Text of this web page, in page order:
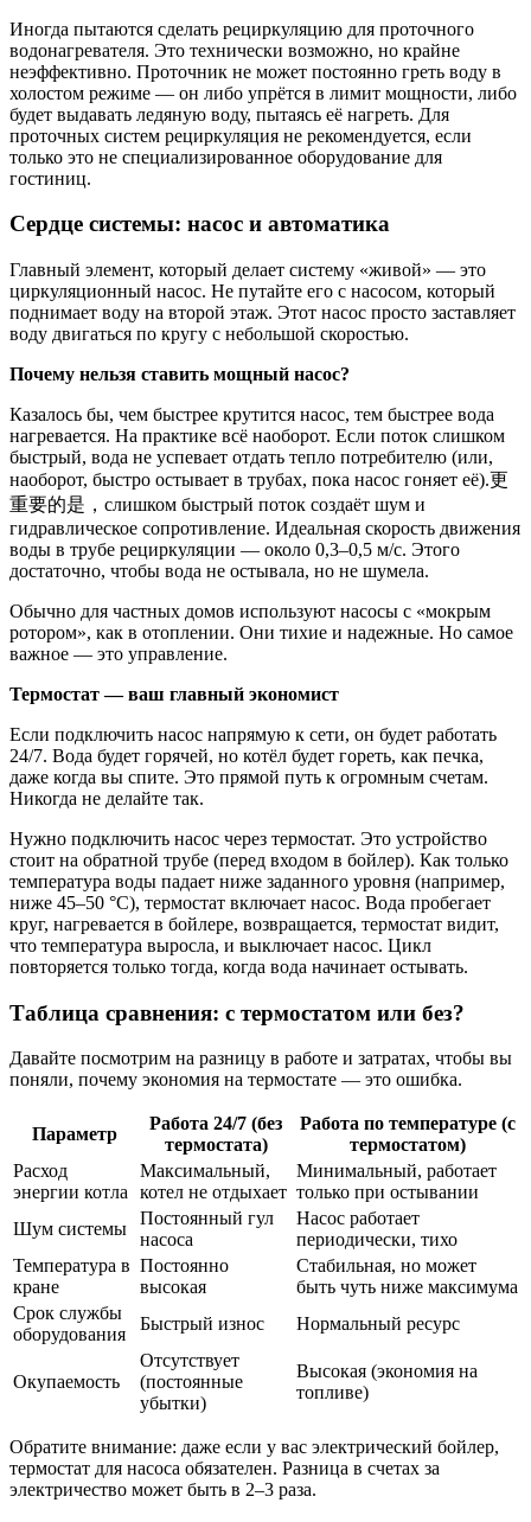
Иногда пытаются сделать рециркуляцию для проточного
водонагревателя. Это технически возможно, но крайне
неэффективно. Проточник не может постоянно греть воду в
холостом режиме — он либо упрётся в лимит мощности, либо
будет выдавать ледяную воду, пытаясь её нагреть. Для
проточных систем рециркуляция не рекомендуется, если
только это не специализированное оборудование для
гостиниц.
Сердце системы: насос и автоматика
Главный элемент, который делает систему «живой» — это
циркуляционный насос. Не путайте его с насосом, который
поднимает воду на второй этаж. Этот насос просто заставляет
воду двигаться по кругу с небольшой скоростью.
Почему нельзя ставить мощный насос?
Казалось бы, чем быстрее крутится насос, тем быстрее вода
нагревается. На практике всё наоборот. Если поток слишком
быстрый, вода не успевает отдать тепло потребителю (или,
наоборот, быстро остывает в трубах, пока насос гоняет её).更
重要的是，слишком быстрый поток создаёт шум и
гидравлическое сопротивление. Идеальная скорость движения
воды в трубе рециркуляции — около 0,3–0,5 м/с. Этого
достаточно, чтобы вода не остывала, но не шумела.
Обычно для частных домов используют насосы с «мокрым
ротором», как в отоплении. Они тихие и надежные. Но самое
важное — это управление.
Термостат — ваш главный экономист
Если подключить насос напрямую к сети, он будет работать
24/7. Вода будет горячей, но котёл будет гореть, как печка,
даже когда вы спите. Это прямой путь к огромным счетам.
Никогда не делайте так.
Нужно подключить насос через термостат. Это устройство
стоит на обратной трубе (перед входом в бойлер). Как только
температура воды падает ниже заданного уровня (например,
ниже 45–50 °C), термостат включает насос. Вода пробегает
круг, нагревается в бойлере, возвращается, термостат видит,
что температура выросла, и выключает насос. Цикл
повторяется только тогда, когда вода начинает остывать.
Таблица сравнения: с термостатом или без?
Давайте посмотрим на разницу в работе и затратах, чтобы вы
поняли, почему экономия на термостате — это ошибка.
Параметр
Работа 24/7 (без
термостата)
Работа по температуре (с
термостатом)
Расход
энергии котла
Максимальный,
котел не отдыхает
Минимальный, работает
только при остывании
Шум системы
Постоянный гул
насоса
Насос работает
периодически, тихо
Температура в
кране
Постоянно
высокая
Стабильная, но может
быть чуть ниже максимума
Срок службы
оборудования
Быстрый износ Нормальный ресурс
Окупаемость
Отсутствует
(постоянные
убытки)
Высокая (экономия на
топливе)
Обратите внимание: даже если у вас электрический бойлер,
термостат для насоса обязателен. Разница в счетах за
электричество может быть в 2–3 раза.